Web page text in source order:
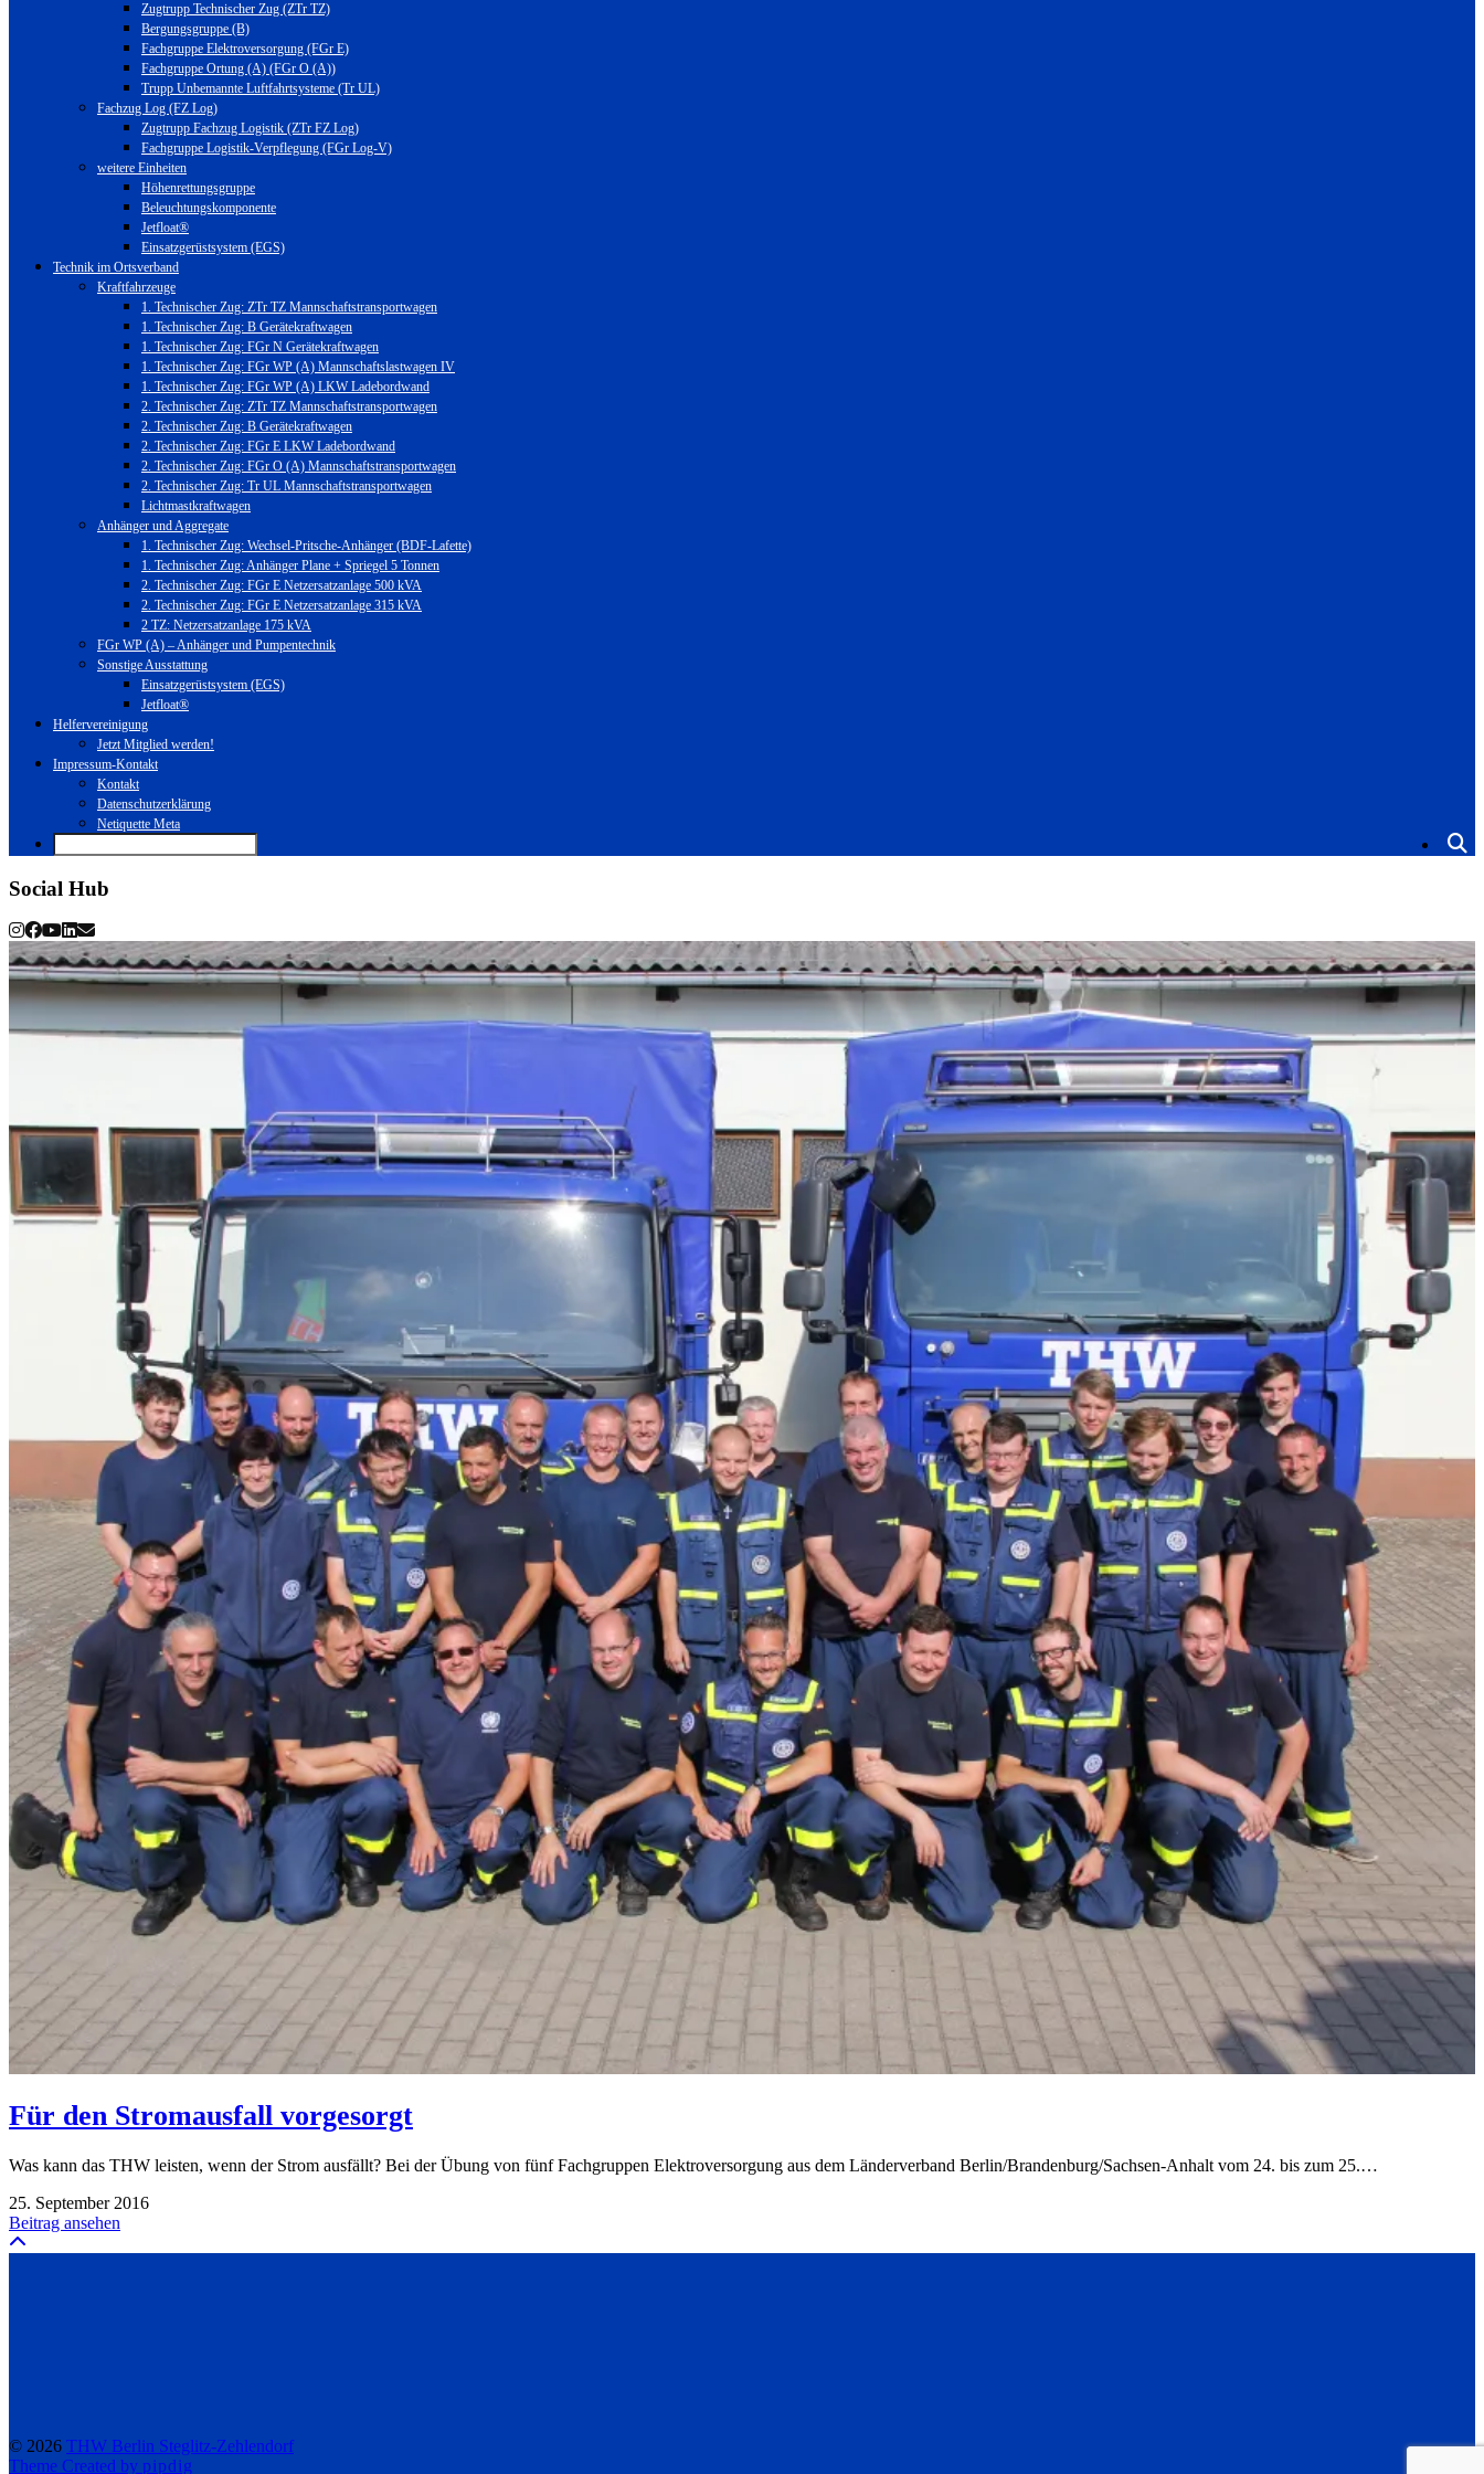
Zugtrupp Technischer Zug (ZTr TZ)
Bergungsgruppe (B)
Fachgruppe Elektroversorgung (FGr E)
Fachgruppe Ortung (A) (FGr O (A))
Trupp Unbemannte Luftfahrtsysteme (Tr UL)
Fachzug Log (FZ Log)
Zugtrupp Fachzug Logistik (ZTr FZ Log)
Fachgruppe Logistik-Verpflegung (FGr Log-V)
weitere Einheiten
Höhenrettungsgruppe
Beleuchtungskomponente
Jetfloat®
Einsatzgerüstsystem (EGS)
Technik im Ortsverband
Kraftfahrzeuge
1. Technischer Zug: ZTr TZ Mannschaftstransportwagen
1. Technischer Zug: B Gerätekraftwagen
1. Technischer Zug: FGr N Gerätekraftwagen
1. Technischer Zug: FGr WP (A) Mannschaftslastwagen IV
1. Technischer Zug: FGr WP (A) LKW Ladebordwand
2. Technischer Zug: ZTr TZ Mannschaftstransportwagen
2. Technischer Zug: B Gerätekraftwagen
2. Technischer Zug: FGr E LKW Ladebordwand
2. Technischer Zug: FGr O (A) Mannschaftstransportwagen
2. Technischer Zug: Tr UL Mannschaftstransportwagen
Lichtmastkraftwagen
Anhänger und Aggregate
1. Technischer Zug: Wechsel-Pritsche-Anhänger (BDF-Lafette)
1. Technischer Zug: Anhänger Plane + Spriegel 5 Tonnen
2. Technischer Zug: FGr E Netzersatzanlage 500 kVA
2. Technischer Zug: FGr E Netzersatzanlage 315 kVA
2 TZ: Netzersatzanlage 175 kVA
FGr WP (A) – Anhänger und Pumpentechnik
Sonstige Ausstattung
Einsatzgerüstsystem (EGS)
Jetfloat®
Helfervereinigung
Jetzt Mitglied werden!
Impressum-Kontakt
Kontakt
Datenschutzerklärung
Netiquette Meta
Social Hub
Für den Stromausfall vorgesorgt
Was kann das THW leisten, wenn der Strom ausfällt? Bei der Übung von fünf Fachgruppen Elektroversorgung aus dem Länderverband Berlin/Brandenburg/Sachsen-Anhalt vom 24. bis zum 25.…
25. September 2016
Beitrag ansehen
© 2026 THW Berlin Steglitz-Zehlendorf
Theme Created by pipdig